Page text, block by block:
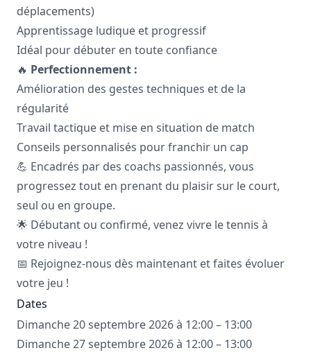
déplacements)
Apprentissage ludique et progressif
Idéal pour débuter en toute confiance
🔥 Perfectionnement :
Amélioration des gestes techniques et de la
régularité
Travail tactique et mise en situation de match
Conseils personnalisés pour franchir un cap
💪 Encadrés par des coachs passionnés, vous
progressez tout en prenant du plaisir sur le court,
seul ou en groupe.
🌟 Débutant ou confirmé, venez vivre le tennis à
votre niveau !
📅 Rejoignez-nous dès maintenant et faites évoluer
votre jeu !
Dates
Dimanche 20 septembre 2026 à 12:00 – 13:00
Dimanche 27 septembre 2026 à 12:00 – 13:00